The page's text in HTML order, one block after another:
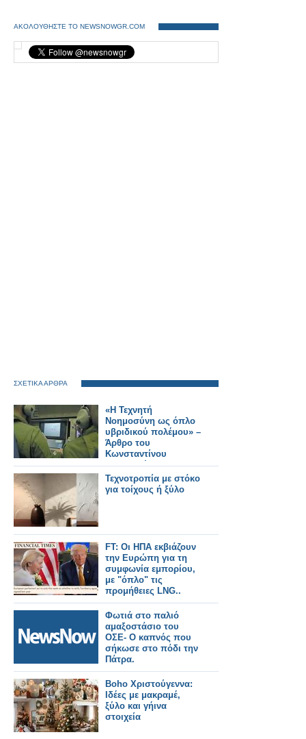
ΑΚΟΛΟΥΘΗΣΤΕ ΤΟ NEWSNOWGR.COM
ΣΧΕΤΙΚΑ ΑΡΘΡΑ
«Η Τεχνητή
Νοημοσύνη ως όπλο
υβριδικού πολέμου» –
Άρθρο του
Κωνσταντίνου
Μπαλωμένου
Τεχνοτροπία με στόκο
για τοίχους ή ξύλο
FT: Οι ΗΠΑ εκβιάζουν
την Ευρώπη για τη
συμφωνία εμπορίου,
με "όπλο" τις
προμήθειες LNG..
Φωτιά στο παλιό
αμαξοστάσιο του
ΟΣΕ- Ο καπνός που
σήκωσε στο πόδι την
Πάτρα.
Boho Χριστούγεννα:
Ιδέες με μακραμέ,
ξύλο και γήινα
στοιχεία